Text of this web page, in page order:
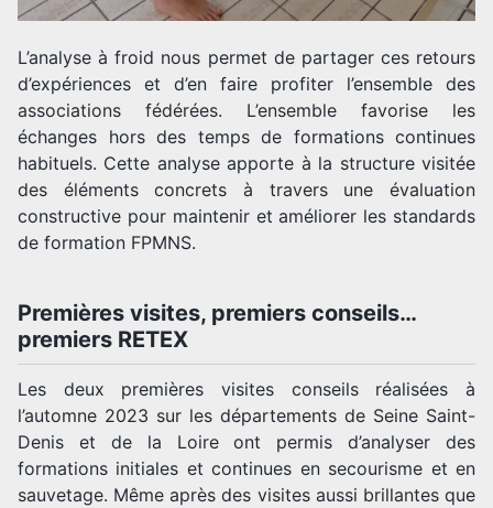
L’analyse à froid nous permet de partager ces retours
d’expériences et d’en faire profiter l’ensemble des
associations fédérées. L’ensemble favorise les
échanges hors des temps de formations continues
habituels. Cette analyse apporte à la structure visitée
des éléments concrets à travers une évaluation
constructive pour maintenir et améliorer les standards
de formation FPMNS.
Premières visites, premiers conseils…
premiers RETEX
Les deux premières visites conseils réalisées à
l’automne 2023 sur les départements de Seine Saint-
Denis et de la Loire ont permis d’analyser des
formations initiales et continues en secourisme et en
sauvetage. Même après des visites aussi brillantes que